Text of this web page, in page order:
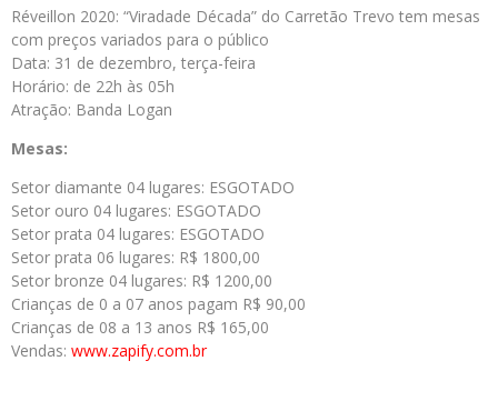
Réveillon 2020: “Viradade Década” do Carretão Trevo tem mesas
com preços variados para o público
Data: 31 de dezembro, terça-feira
Horário: de 22h às 05h
Atração: Banda Logan
Mesas:
Setor diamante 04 lugares: ESGOTADO
Setor ouro 04 lugares: ESGOTADO
Setor prata 04 lugares: ESGOTADO
Setor prata 06 lugares: R$ 1800,00
Setor bronze 04 lugares: R$ 1200,00
Crianças de 0 a 07 anos pagam R$ 90,00
Crianças de 08 a 13 anos R$ 165,00
Vendas: www.zapify.com.br